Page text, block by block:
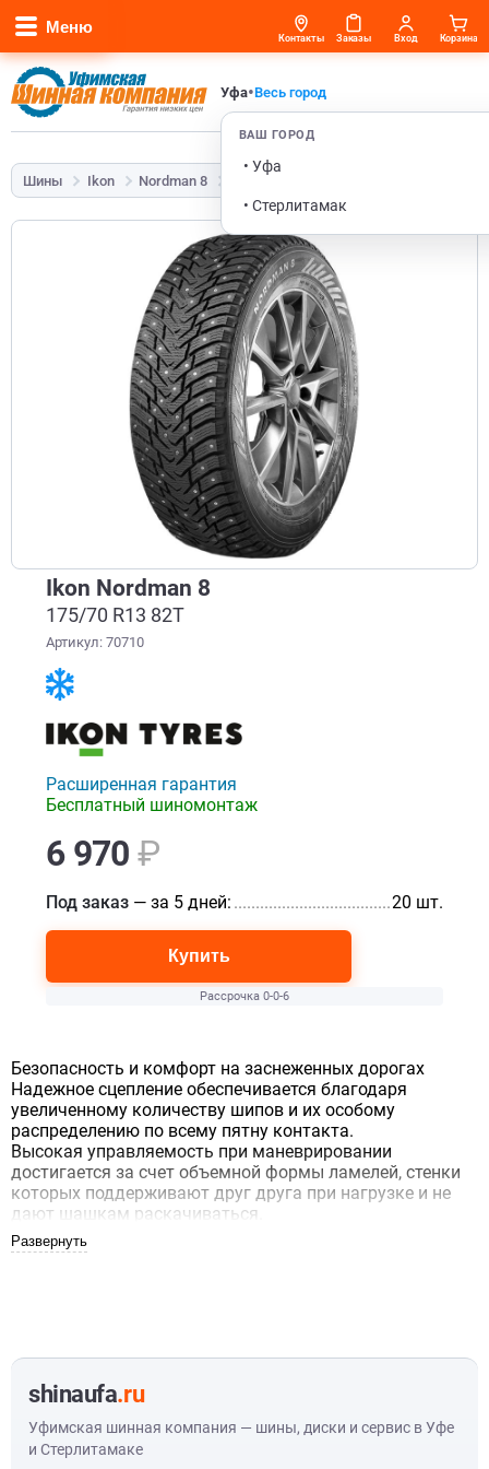
Меню
Уфа•Весь город
ВАШ ГОРОД
• Уфа
• Стерлитамак
Контакты Заказы Вход Корзина
Шины Ikon Nordman 8
Ikon Nordman 8
175/70 R13 82T
Артикул: 70710
Расширенная гарантия
Бесплатный шиномонтаж
6 970₽
Под заказ — за 5 дней: 20 шт.
Купить
Рассрочка 0-0-6
Безопасность и комфорт на заснеженных дорогах
Надежное сцепление обеспечивается благодаря
увеличенному количеству шипов и их особому
распределению по всему пятну контакта.
Высокая управляемость при маневрировании
достигается за счет объемной формы ламелей, стенки
которых поддерживают друг друга при нагрузке и не
дают шашкам раскачиваться.
Количество шипов увеличено почти на 50% по
сравнению с предыдущим поколением. Шины
Уверенность за рулем
Низкий шум качения, более комфортное вождение
C 2025 года шина выпускается под новым именем Ikon
Character Ice 8. Характеристики шины остались без
изменений.
shinaufa.ru
Уфимская шинная компания — шины, диски и сервис в Уфе
и Стерлитамаке